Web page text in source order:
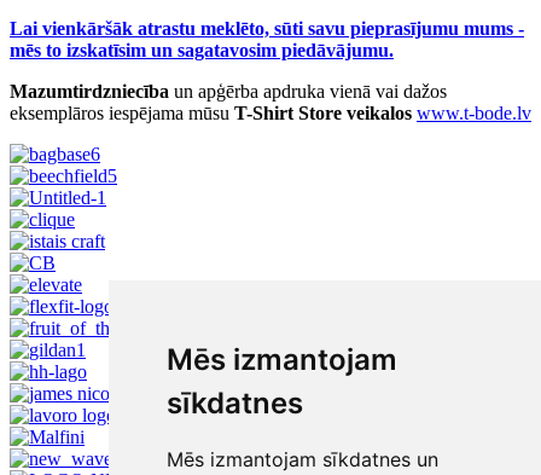
Mēs izmantojam
sīkdatnes
Mēs izmantojam sīkdatnes un
Lai vienkāršāk atrastu meklēto, sūti savu pieprasījumu mums -
mēs to izskatīsim un sagatavosim piedāvājumu.
Mazumtirdzniecība un apģērba apdruka vienā vai dažos
eksemplāros iespējama mūsu T-Shirt Store veikalos www.t-bode.lv